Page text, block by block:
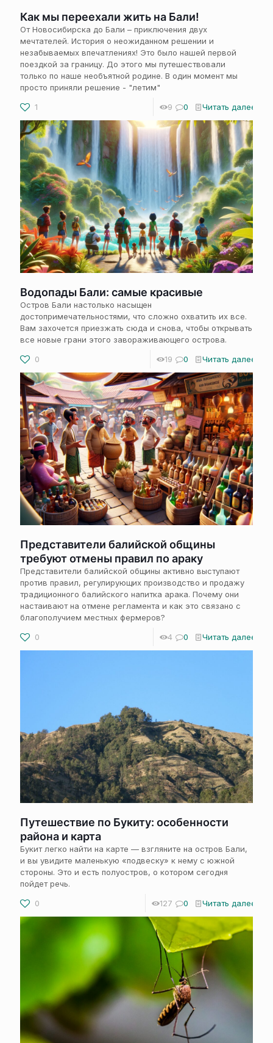
Как мы переехали жить на Бали!
От Новосибирска до Бали – приключения двух
мечтателей. История о неожиданном решении и
незабываемых впечатлениях! Это было нашей первой
поездкой за границу. До этого мы путешествовали
только по наше необъятной родине. В один момент мы
просто приняли решение - "летим"
1
9 0 Читать далее
Водопады Бали: самые красивые
Остров Бали настолько насыщен
достопримечательностями, что сложно охватить их все.
Вам захочется приезжать сюда и снова, чтобы открывать
все новые грани этого завораживающего острова.
0
19 0 Читать далее
Представители балийской общины
требуют отмены правил по араку
Представители балийской общины активно выступают
против правил, регулирующих производство и продажу
традиционного балийского напитка арака. Почему они
настаивают на отмене регламента и как это связано с
благополучием местных фермеров?
0
4 0 Читать далее
Путешествие по Букиту: особенности
района и карта
Букит легко найти на карте — взгляните на остров Бали,
и вы увидите маленькую «подвеску» к нему с южной
стороны. Это и есть полуостров, о котором сегодня
пойдет речь.
0
127 0 Читать далее